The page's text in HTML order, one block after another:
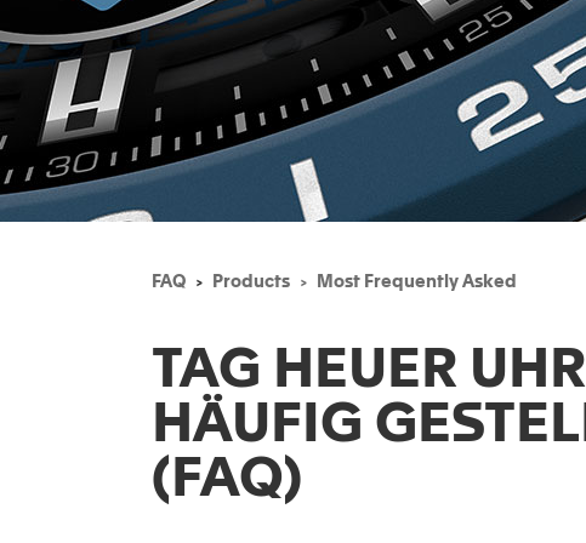
FAQ Products Most Frequently Asked
TAG HEUER
HÄUFIG
(FAQ)